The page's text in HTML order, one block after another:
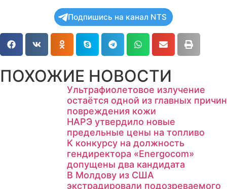
Подпишись на канал NTS
ПОХОЖИЕ НОВОСТИ
Ультрафиолетовое излучение
остаётся одной из главных причин
повреждения кожи
НАРЭ утвердило новые
предельные цены на топливо
К конкурсу на должность
гендиректора «Energocom»
допущены два кандидата
В Молдову из США
экстрадировали подозреваемого